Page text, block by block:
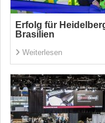
Erfolg für
Brasilien
Weiterlesen